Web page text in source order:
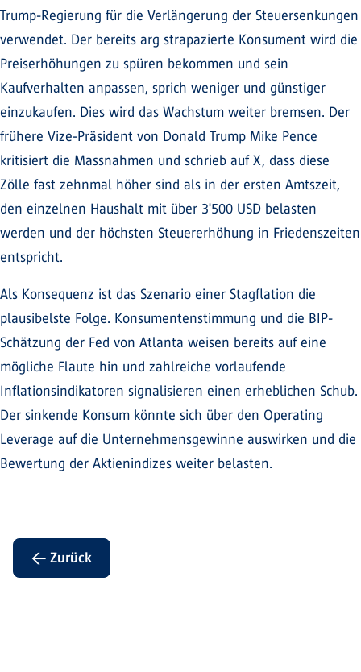
Trump-Regierung für die Verlängerung der Steuersenkungen
verwendet. Der bereits arg strapazierte Konsument wird die
Preiserhöhungen zu spüren bekommen und sein
Kaufverhalten anpassen, sprich weniger und günstiger
einzukaufen. Dies wird das Wachstum weiter bremsen. Der
frühere Vize-Präsident von Donald Trump Mike Pence
kritisiert die Massnahmen und schrieb auf X, dass diese
Zölle fast zehnmal höher sind als in der ersten Amtszeit,
den einzelnen Haushalt mit über 3'500 USD belasten
werden und der höchsten Steuererhöhung in Friedenszeiten
entspricht.
Als Konsequenz ist das Szenario einer Stagflation die
plausibelste Folge. Konsumentenstimmung und die BIP-
Schätzung der Fed von Atlanta weisen bereits auf eine
mögliche Flaute hin und zahlreiche vorlaufende
Inflationsindikatoren signalisieren einen erheblichen Schub.
Der sinkende Konsum könnte sich über den Operating
Leverage auf die Unternehmensgewinne auswirken und die
Bewertung der Aktienindizes weiter belasten.
← Zurück